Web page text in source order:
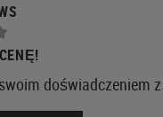
doświadczeniem